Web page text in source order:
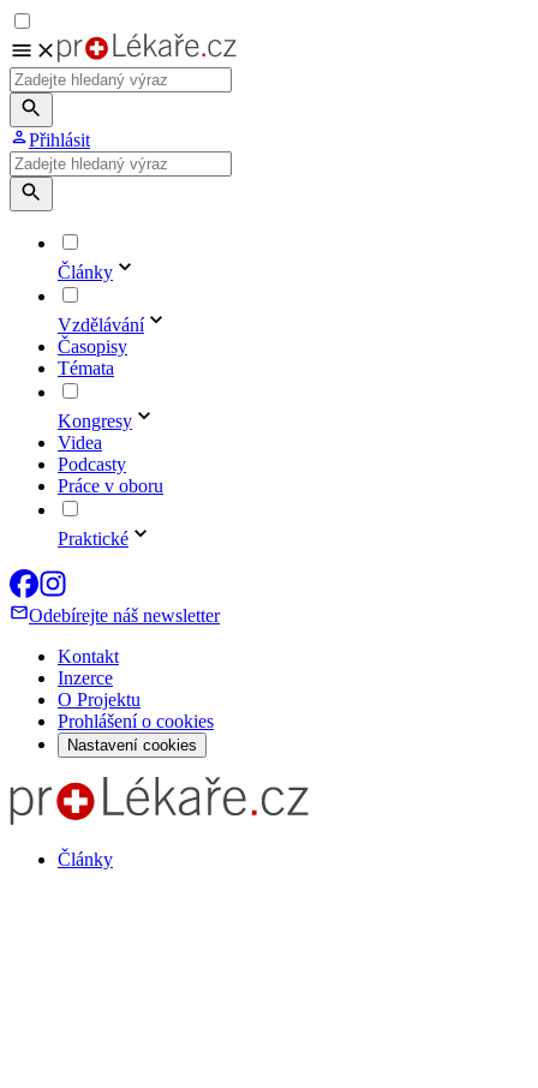
Přihlásit
Články
Vzdělávání
Časopisy
Témata
Kongresy
Videa
Podcasty
Práce v oboru
Praktické
Odebírejte náš newsletter
Kontakt
Inzerce
O Projektu
Prohlášení o cookies
Nastavení cookies
Články